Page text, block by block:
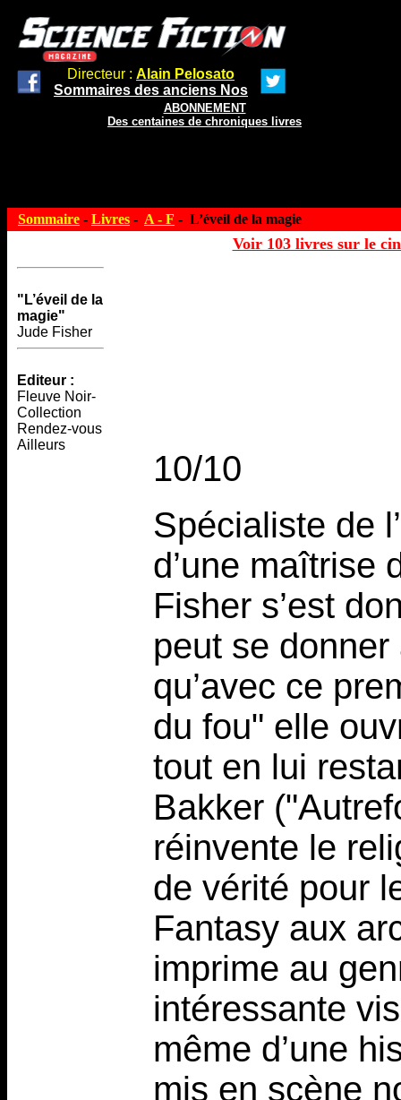
Directeur : Alain Pelosato
Sommaires des anciens Nos
ABONNEMENT
Des centaines de chroniques livres
Sommaire - Livres - A - F - L’éveil de la magie
Voir 103 livres sur le
"L’éveil de la
magie"
Jude Fisher
Editeur :
Fleuve Noir-
Collection
Rendez-vous
Ailleurs
10/10
Spécialiste de
d’une maîtrise
Fisher s’est
peut se
qu’avec ce
du fou" elle
tout en lui
Bakker
réinvente le
de vérité pour
Fantasy aux
imprime au
intéressante
même d’une
mis en scène